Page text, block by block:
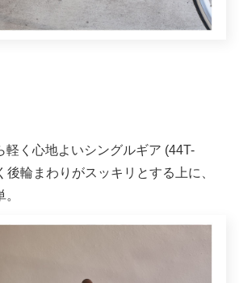
軽く心地よいシングルギア (44T-
後輪まわりがスッキリとする上に、